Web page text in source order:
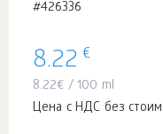
#426336
8.22 €
8.22€ / 100 ml
Цена с НДС без